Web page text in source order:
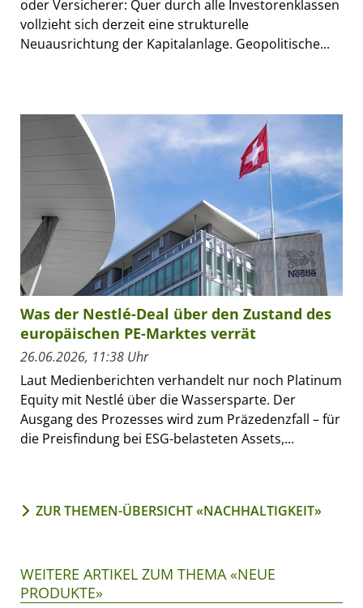
oder Versicherer: Quer durch alle Investorenklassen
vollzieht sich derzeit eine strukturelle
Neuausrichtung der Kapitalanlage. Geopolitische...
Was der Nestlé-Deal über den Zustand des
europäischen PE-Marktes verrät
26.06.2026, 11:38 Uhr
Laut Medienberichten verhandelt nur noch Platinum
Equity mit Nestlé über die Wassersparte. Der
Ausgang des Prozesses wird zum Präzedenzfall – für
die Preisfindung bei ESG-belasteten Assets,...
ZUR THEMEN-ÜBERSICHT «NACHHALTIGKEIT»
WEITERE ARTIKEL ZUM THEMA «NEUE
PRODUKTE»